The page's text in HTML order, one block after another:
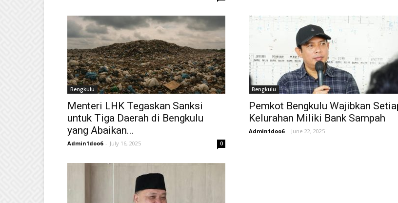
Bengkulu
Menteri LHK Tegaskan Sanksi
untuk Tiga Daerah di Bengkulu
yang Abaikan...
Admin1doo6 - July 16, 2025 0
Bengkulu
Pemkot Bengkulu Wajibkan
Kelurahan Miliki Bank Sampah
Admin1doo6 - June 22, 2025